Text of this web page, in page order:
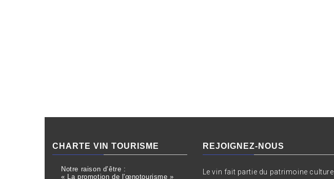
CHARTE VIN TOURISME
Notre raison d’être :
« La promotion de l'œnotourisme »
REJOIGNEZ-NOUS
Le vin fait partie du patrimoine culturel